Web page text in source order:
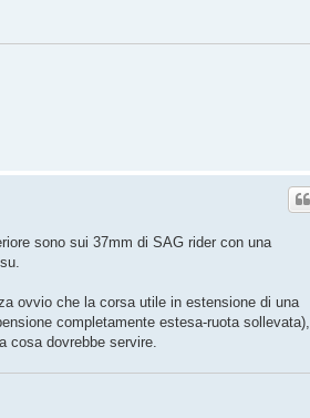
sono sui 37mm di SAG rider con una
ovvio che la corsa utile in estensione di una
completamente estesa-ruota sollevata),
cosa dovrebbe servire.